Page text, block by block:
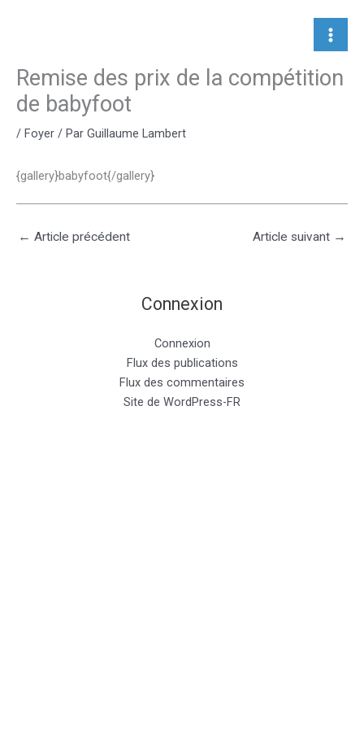
Remise des prix de la compétition
de babyfoot
/ Foyer / Par Guillaume Lambert
{gallery}babyfoot{/gallery}
← Article précédent Article suivant →
Connexion
Connexion
Flux des publications
Flux des commentaires
Site de WordPress-FR